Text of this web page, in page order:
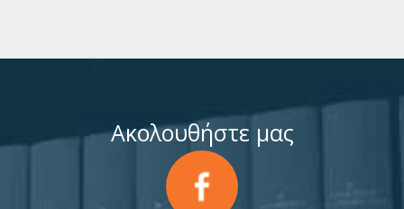
Ακολουθήστε μας